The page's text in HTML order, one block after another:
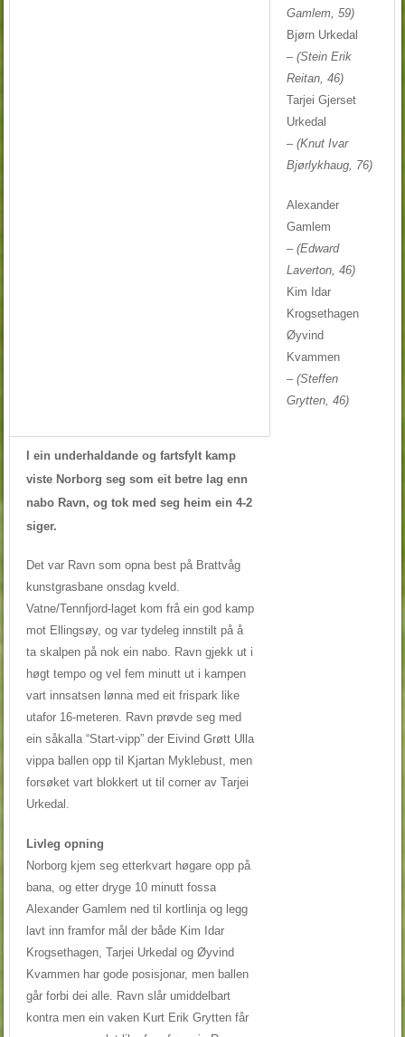
Gamlem, 59)
Bjørn Urkedal
– (Stein Erik
Reitan, 46)
Tarjei Gjerset
Urkedal
– (Knut Ivar
Bjørlykhaug, 76)
Alexander
Gamlem
– (Edward
Laverton, 46)
Kim Idar
Krogsethagen
Øyvind
Kvammen
– (Steffen
Grytten, 46)
I ein underhaldande og fartsfylt kamp
viste Norborg seg som eit betre lag enn
nabo Ravn, og tok med seg heim ein 4-2
siger.
Det var Ravn som opna best på Brattvåg
kunstgrasbane onsdag kveld.
Vatne/Tennfjord-laget kom frå ein god kamp
mot Ellingsøy, og var tydeleg innstilt på å
ta skalpen på nok ein nabo. Ravn gjekk ut i
høgt tempo og vel fem minutt ut i kampen
vart innsatsen lønna med eit frispark like
utafor 16-meteren. Ravn prøvde seg med
ein såkalla “Start-vipp” der Eivind Grøtt Ulla
vippa ballen opp til Kjartan Myklebust, men
forsøket vart blokkert ut til corner av Tarjei
Urkedal.
Livleg opning
Norborg kjem seg etterkvart høgare opp på
bana, og etter dryge 10 minutt fossa
Alexander Gamlem ned til kortlinja og legg
lavt inn framfor mål der både Kim Idar
Krogsethagen, Tarjei Urkedal og Øyvind
Kvammen har gode posisjonar, men ballen
går forbi dei alle. Ravn slår umiddelbart
kontra men ein vaken Kurt Erik Grytten får